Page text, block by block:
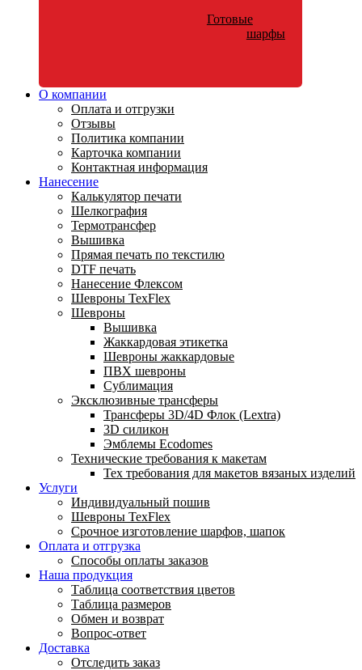
Готовые
шарфы
О компании
Оплата и отгрузки
Отзывы
Политика компании
Карточка компании
Контактная информация
Нанесение
Калькулятор печати
Шелкография
Термотрансфер
Вышивка
Прямая печать по текстилю
DTF печать
Нанесение Флексом
Шевроны TexFlex
Шевроны
Вышивка
Жаккардовая этикетка
Шевроны жаккардовые
ПВХ шевроны
Сублимация
Эксклюзивные трансферы
Трансферы 3D/4D Флок (Lextra)
3D силикон
Эмблемы Ecodomes
Технические требования к макетам
Тех требования для макетов вязаных изделий
Услуги
Индивидуальный пошив
Шевроны TexFlex
Срочное изготовление шарфов, шапок
Оплата и отгрузка
Способы оплаты заказов
Наша продукция
Таблица соответствия цветов
Таблица размеров
Обмен и возврат
Вопрос-ответ
Доставка
Отследить заказ